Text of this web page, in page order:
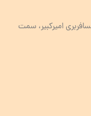
ترمینال مسافربری امیرکبیر، سمت